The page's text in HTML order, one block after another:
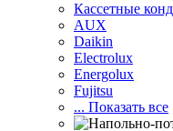
Кассетные
AUX
Daikin
Electrolux
Energolux
Fujitsu
... Показать все